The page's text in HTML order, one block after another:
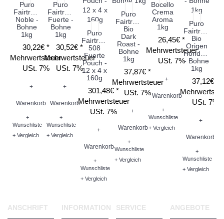
Puro
Fairtrade
Noble -
Bohne
1kg
30,22€ *
Mehrwertsteuer
USt. 7%
+
Warenkorb
+
Wunschliste
+ Vergleich
Puro
Fairtrade
Fuerte -
Bohne
1kg
30,52€ *
Mehrwertsteuer
USt. 7%
+
Warenkorb
+
Wunschliste
+ Vergleich
Puro
Fairtrade
508
Fuerte
Pouch -
12 x 4 x
160g
301,48€ *
Mehrwertsteuer
USt. 7%
+
Warenkorb
+
Wunschliste
+ Vergleich
Puro
Fairtrade
Bio
Dark
Roast -
Bohne
1kg
37,87€ *
Mehrwertsteuer
USt. 7%
+
Warenkorb
+
Wunschliste
+ Vergleich
Bocello
Crema
Aroma
1kg
26,45€ *
Mehrwertsteuer
USt. 7%
+
Warenkorb
+
Wunschliste
+ Vergleich
Puro
Fairtrade
Bio
Origen
Honduras
- Bohne
1kg
37,12€ *
USt. 7%
+
Warenkorb
+
Wunschliste
+ Vergleich
ANSCHRIFT
INFORMATION SERVICE ANGEBOTE